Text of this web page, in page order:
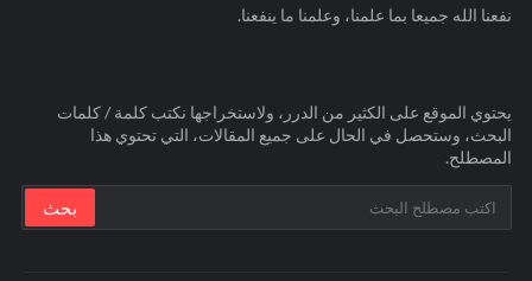
نفعنا الله جميعا بما علمنا، وعلمنا ما ينفعنا.
يحتوي الموقع على الكثير من الدرر، ولاستخراجها نكتب كلمة / كلمات
البحث، وستحصل في الحال على جميع المقالات، التي تحتوي هذا
المصطلح.